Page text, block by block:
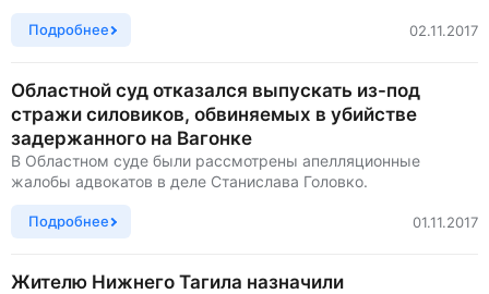
Подробнее 02.11.2017
Областной суд отказался выпускать из-под
стражи силовиков, обвиняемых в убийстве
задержанного на Вагонке
В Областном суде были рассмотрены апелляционные
жалобы адвокатов в деле Станислава Головко.
Подробнее 01.11.2017
Жителю Нижнего Тагила назначили